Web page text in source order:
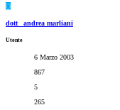
D
dott_ andrea marliani
Utente
6 Marzo 2003
867
5
265